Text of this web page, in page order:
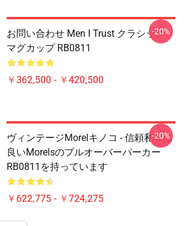
お問い合わせ Men I Trust クラシック
マグカップ RB0811
￥362,500 - ￥420,500
-20%
ヴィンテージMorelキノコ - 信頼私私は
良いMorelsのプルオーバーパーカー
RB0811を持っています
￥622,775 - ￥724,275
-20%